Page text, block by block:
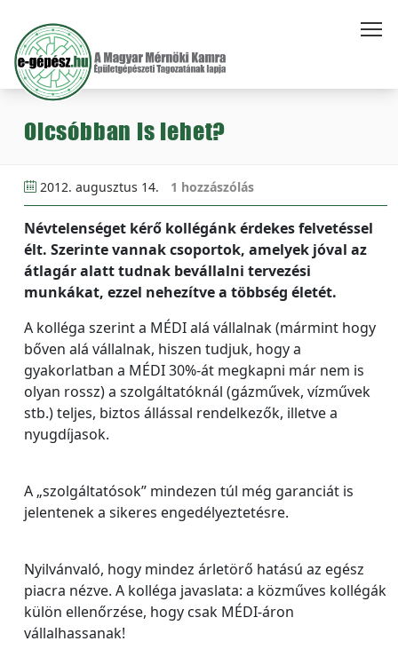
Olcsóbban is lehet?
2012. augusztus 14. 1 hozzászólás
Névtelenséget kérő kollégánk érdekes felvetéssel
élt. Szerinte vannak csoportok, amelyek jóval az
átlagár alatt tudnak bevállalni tervezési
munkákat, ezzel nehezítve a többség életét.
A kolléga szerint a MÉDI alá vállalnak (mármint hogy
bőven alá vállalnak, hiszen tudjuk, hogy a
gyakorlatban a MÉDI 30%-át megkapni már nem is
olyan rossz) a szolgáltatóknál (gázművek, vízművek
stb.) teljes, biztos állással rendelkezők, illetve a
nyugdíjasok.
A „szolgáltatósok” mindezen túl még garanciát is
jelentenek a sikeres engedélyeztetésre.
Nyilvánvaló, hogy mindez árletörő hatású az egész
piacra nézve. A kolléga javaslata: a közműves kollégák
külön ellenőrzése, hogy csak MÉDI-áron
vállalhassanak!